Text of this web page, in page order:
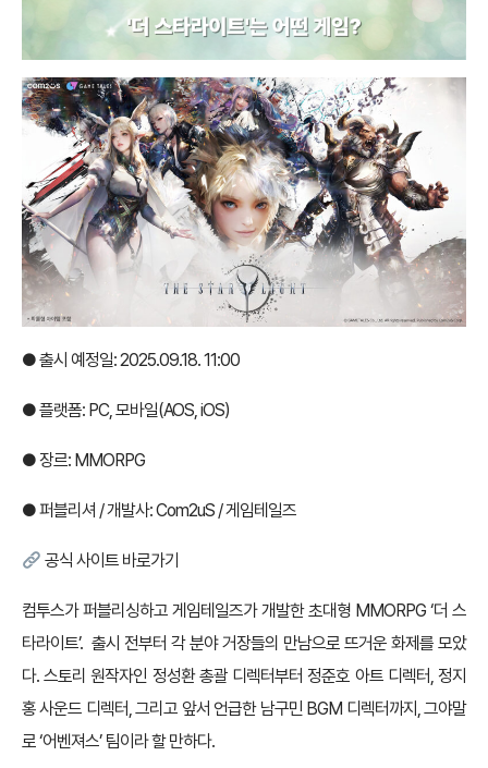
● 출시 예정일: 2025.09.18. 11:00
● 플랫폼: PC, 모바일(AOS, iOS)
● 장르: MMORPG
● 퍼블리셔 / 개발사: Com2uS / 게임테일즈
공식 사이트 바로가기
컴투스가 퍼블리싱하고 게임테일즈가 개발한 초대형 MMORPG ‘더 스
타라이트’. 출시 전부터 각 분야 거장들의 만남으로 뜨거운 화제를 모았
다. 스토리 원작자인 정성환 총괄 디렉터부터 정준호 아트 디렉터, 정지
홍 사운드 디렉터, 그리고 앞서 언급한 남구민 BGM 디렉터까지, 그야말
로 ‘어벤져스’ 팀이라 할 만하다.